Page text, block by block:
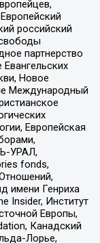
российский
партнерство
Новое
Международный
Европейская
УРАЛ,
fonds,
Генриха
Insider, Институт
Европы,
Канадский
Лорье,